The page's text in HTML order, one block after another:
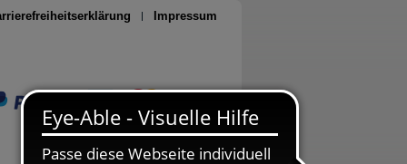
Impressum
Seite drucken